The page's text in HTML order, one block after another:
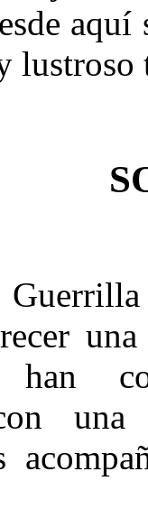
lustroso
con